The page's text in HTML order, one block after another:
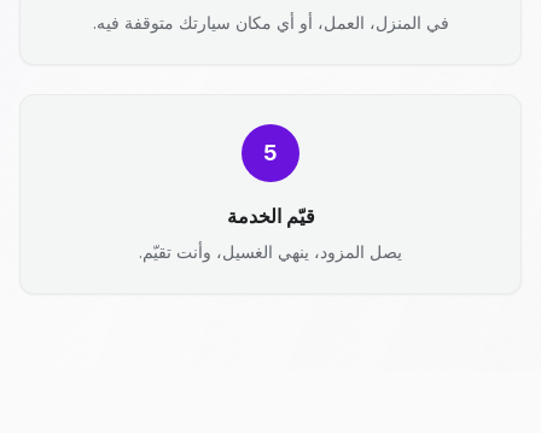
في المنزل، العمل، أو أي مكان سيارتك متوقفة فيه.
5
قيّم الخدمة
يصل المزود، ينهي الغسيل، وأنت تقيّم.